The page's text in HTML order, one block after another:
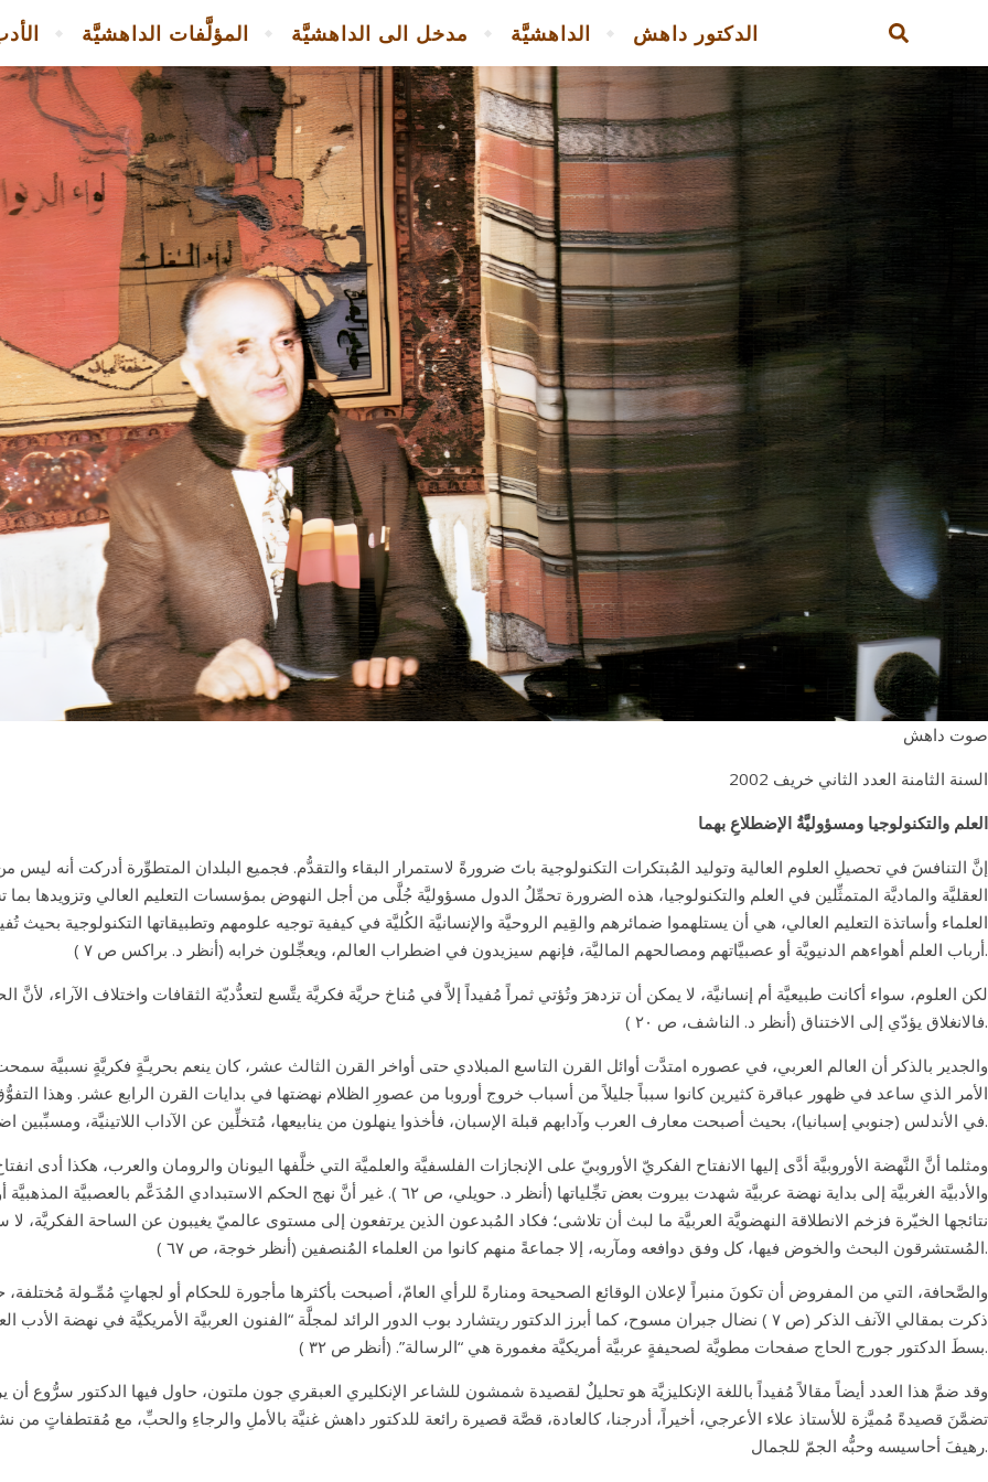
المؤلَّفات الداهشيَّة مدخل الى الداهشيَّة الداهشيَّة الدكتور داهش
صوت داهش
السنة الثامنة العدد الثاني خريف 2002
العلم والتكنولوجيا ومسؤوليَّةُ الإضطلاعِ بهما
إنَّ التنافسَ في تحصيلِ العلوم العالية وتوليد المُبتكرات التكنولوجية باتَ ضرورةً لاستمرار البقاء والتقدُّم. فجميع البلدان المتطوِّرة أدركت أنه
العقليَّة والماديَّة المتمثِّلين في العلم والتكنولوجيا، هذه الضرورة تحمِّلُ الدول مسؤوليَّة جُلَّى من أجل النهوض بمؤسسات التعليم العالي وتزويدها
العلماء وأساتذة التعليم العالي، هي أن يستلهموا ضمائرهم والقِيم الروحيَّة والإنسانيَّة الكُليَّة في كيفية توجيه علومهم وتطبيقاتها التكنولوجية بحيث
أرباب العلم أهواءهم الدنيويَّة أو عصبيَّاتهم ومصالحهم الماليَّة، فإنهم سيزيدون في اضطراب العالم، ويعجِّلون خرابه (أنظر د. براكس ص ۷ ).
لكن العلوم، سواء أكانت طبيعيَّة أم إنسانيَّة، لا يمكن أن تزدهرَ وتُؤتي ثمراً مُفيداً إلاَّ في مُناخ حريَّة فكريَّة يتَّسع لتعدُّديّة الثقافات واختلاف الآراء، لأنَّ
فالانغلاق يؤدّي إلى الاختناق (أنظر د. الناشف، ص ۲۰ ).
والجدير بالذكر أن العالم العربي، في عصوره امتدَّت أوائل القرن التاسع المبلادي حتى أواخر القرن الثالث عشر، كان ينعم بحريـَّةٍ فكريَّةٍ نسبيَّة
الأمر الذي ساعد في ظهور عباقرة كثيرين كانوا سبباً جليلاً من أسباب خروج أوروبا من عصورِ الظلام نهضتها في بدايات القرن الرابع عشر. وهذا
في الأندلس (جنوبي إسبانيا)، بحيث أصبحت معارف العرب وآدابهم قبلة الإسبان، فأخذوا ينهلون من ينابيعها، مُتخلِّين عن الآداب اللاتينيَّة، ومسبِّبين اضطراباً دينيَّاً وسياسيَّاً (أنطر د. عاصي، ص ٢٤ ).
ومثلما أنَّ النَّهضة الأوروبيَّة أدَّى إليها الانفتاح الفكريّ الأوروبيّ على الإنجازات الفلسفيَّة والعلميَّة التي خلَّفها اليونان والرومان والعرب، هكذا أدى
والأدبيَّة الغربيَّة إلى بداية نهضة عربيَّة شهدت بيروت بعض تجِّلياتها (أنظر د. حويلي، ص ٦٢ ). غير أنَّ
نتائجها الخيّرة فزخم الانطلاقة النهضويَّة العربيَّة ما لبث أن تلاشى؛ فكاد المُبدعون الذين يرتفعون إلى مستوى عالميّ يغيبون عن الساحة الفكريَّة،
المُستشرقون البحث والخوض فيها، كل وفق دوافعه ومآربه، إلا جماعةً منهم كانوا من العلماء المُنصفين (أنظر خوجة، ص ٦٧ ).
والصَّحافة، التي من المفروض أن تكونَ منبراً لإعلان الوقائع الصحيحة ومنارةً للرأي العامّ، أصبحت بأكثرها مأجورة للحكام أو لجهاتٍ مُمِّـولة
بسطَ الدكتور جورج الحاج صفحات مطويَّة لصحيفةٍ عربيَّة أمريكيَّة مغمورة هي “الرسالة”. (أنظر ص ۳۲ ).
تضمَّنَ قصيدةً مُميَّزة للأستاذ علاء الأعرجي، أخيراً، أدرجنا، كالعادة، قصَّة قصيرة رائعة للدكتور داهش غنيَّة بالأملِ والرجاءِ والحبِّ، مع مُقتطفاتٍ من
رهيفَ أحاسيسه وحبُّه الجمّ للجمال.